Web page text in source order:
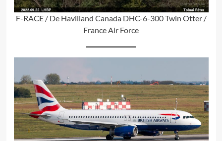
F-RACE / De Havilland Canada DHC-6-300 Twin Otter /
France Air Force